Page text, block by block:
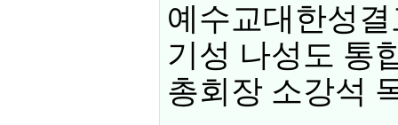
예수교대한성
기성 나성도 통
총회장 소강석